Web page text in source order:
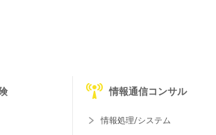
情報通信コンサル
情報処理/システム